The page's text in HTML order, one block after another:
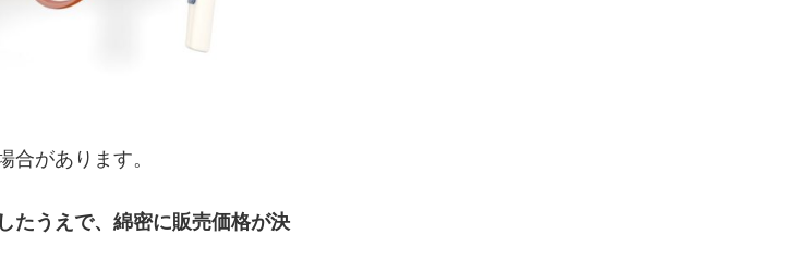
があります。
たうえ で、綿密に販売価格が決